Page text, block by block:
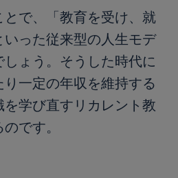
で、「教育を受け、就
った従来型の人生モデ
ょう。そうした時代に
一定の年収を維持する
学び直すリカレント教
です。